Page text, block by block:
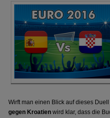
Wirft man einen Blick auf dieses
gegen Kroatien wird klar, dass die